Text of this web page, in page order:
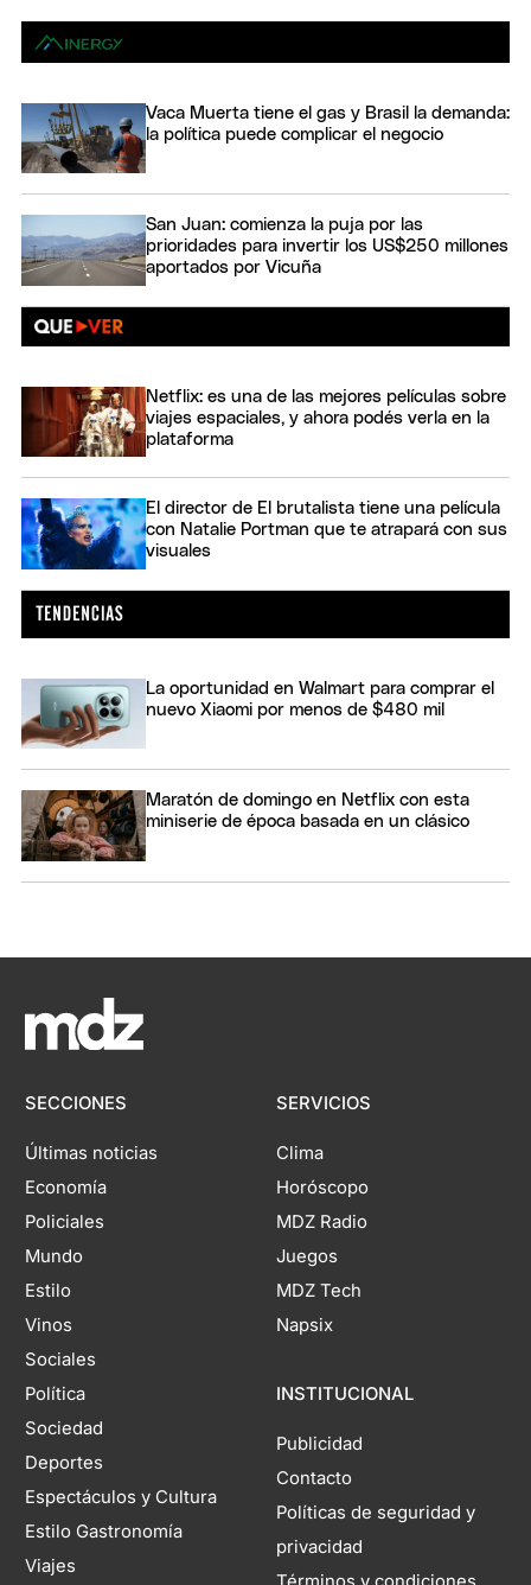
Vaca Muerta tiene el gas y Brasil la demanda:
la política puede complicar el negocio
San Juan: comienza la puja por las
prioridades para invertir los US$250 millones
aportados por Vicuña
Netflix: es una de las mejores películas sobre
viajes espaciales, y ahora podés verla en la
plataforma
El director de El brutalista tiene una película
con Natalie Portman que te atrapará con sus
visuales
La oportunidad en Walmart para comprar el
nuevo Xiaomi por menos de $480 mil
Maratón de domingo en Netflix con esta
miniserie de época basada en un clásico
SECCIONES
Últimas noticias
Economía
Policiales
Mundo
Estilo
Vinos
Sociales
Política
Sociedad
Deportes
Espectáculos y Cultura
Estilo Gastronomía
Viajes
SERVICIOS
Clima
Horóscopo
MDZ Radio
Juegos
MDZ Tech
Napsix
INSTITUCIONAL
Publicidad
Contacto
Políticas de seguridad y
privacidad